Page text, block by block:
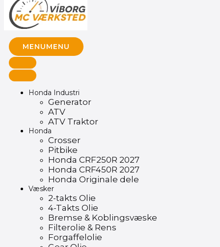
MENUMENU
Honda Industri
Generator
ATV
ATV Traktor
Honda
Crosser
Pitbike
Honda CRF250R 2027
Honda CRF450R 2027
Honda Originale dele
Væsker
2-takts Olie
4-Takts Olie
Bremse & Koblingsvæske
Filterolie & Rens
Forgaffelolie